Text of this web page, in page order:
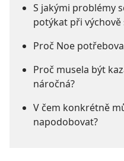
S jakými problémy
potýkat při výchově
Proč Noe
Proč musela být
náročná?
V čem konkrétně
napodobovat?